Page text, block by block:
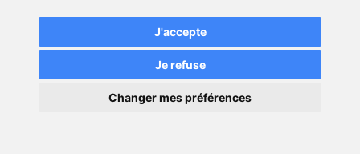
J'accepte
Je refuse
Changer mes préférences
Assureur Tarif RSE